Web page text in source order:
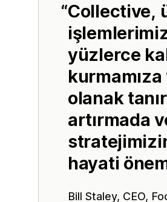
Collective,
yüzlerce
olanak
artırmada
hayati
Bill Staley, CEO,